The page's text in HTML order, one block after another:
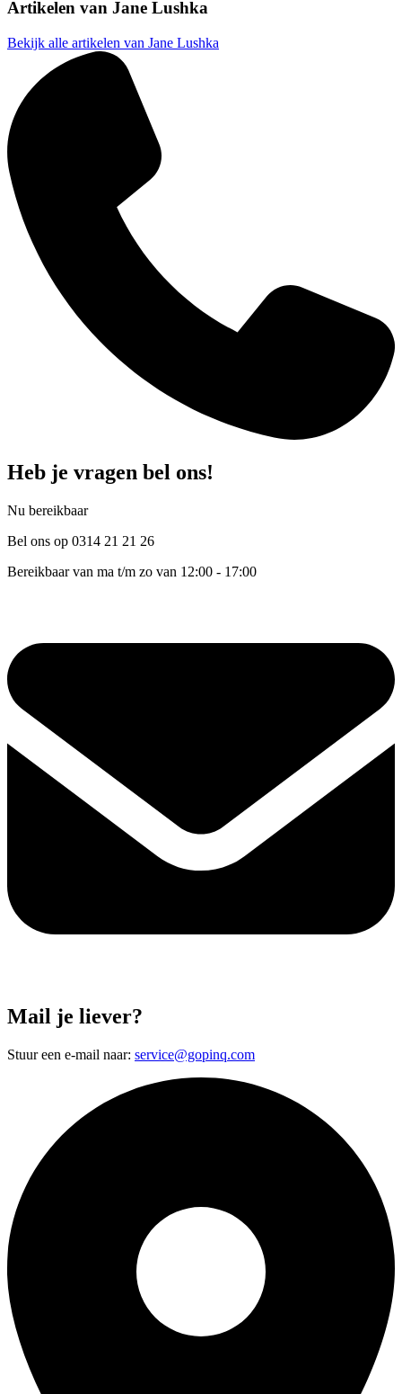
Artikelen van Jane Lushka
Bekijk alle artikelen van Jane Lushka
Heb je vragen bel ons!
Nu bereikbaar
Bel ons op 0314 21 21 26
Bereikbaar van ma t/m zo van 12:00 - 17:00
Mail je liever?
Stuur een e-mail naar: service@gopinq.com